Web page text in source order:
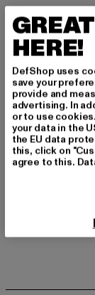
Art.Nr:
Hersteller:
LIEFERUNG
HERE!
DefShop uses
save your
provide and
advertising. In
or to use
your data in the
the EU data
this, click on
agree to this.